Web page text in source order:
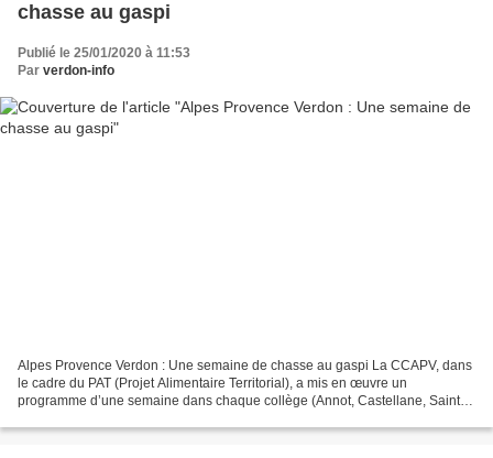
chasse au gaspi
Publié le 25/01/2020 à 11:53
Par verdon-info
Alpes Provence Verdon : Une semaine de chasse au gaspi La CCAPV, dans
le cadre du PAT (Projet Alimentaire Territorial), a mis en œuvre un
programme d’une semaine dans chaque collège (Annot, Castellane, Saint